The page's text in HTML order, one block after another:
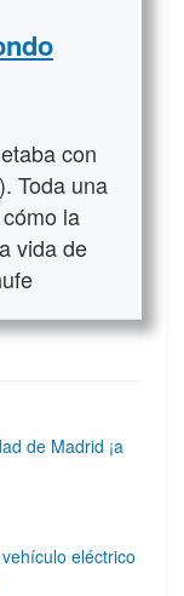
con
Toda una
la
vida de
de Madrid ¡a
eléctrico